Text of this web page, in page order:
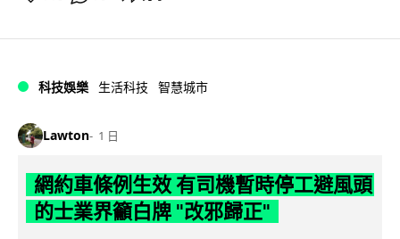
科技娛樂 生活科技 智慧城市
Lawton 1 日
網約車條例生效 有司機暫時停工避風頭
的士業界籲白牌 "改邪歸正"